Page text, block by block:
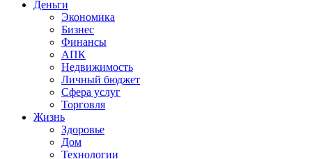
Деньги
Экономика
Бизнес
Финансы
АПК
Недвижимость
Личный бюджет
Сфера услуг
Торговля
Жизнь
Здоровье
Дом
Технологии